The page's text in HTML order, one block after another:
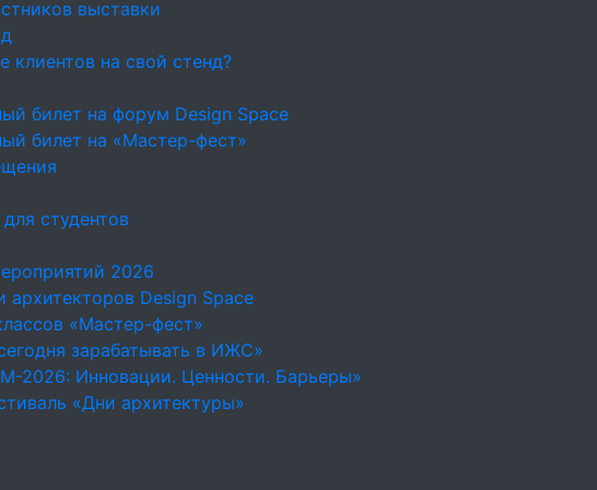
выставки
клиентов на свой стенд?
билет на форум Design Space
билет на «Мастер-фест»
студентов
2026
Design Space
«Мастер-фест»
зарабатывать в ИЖС»
2026: Инновации. Ценности. Барьеры»
«Дни архитектуры»